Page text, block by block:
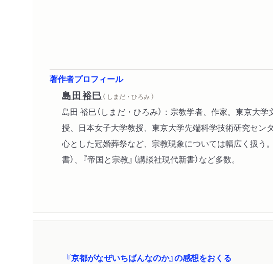
著作者プロフィール
島田裕巳 （ しまだ・ひろみ ）
島田 裕巳（しまだ・ひろみ）：宗教学者、作家。東京大
授、日本女子大学教授、東京大学先端科学技術研究セ
心とした冠婚葬祭など、宗教現象については幅広く扱う。
書）、『帝国と宗教』（講談社現代新書）など多数。
『京都がなぜいちばんなのか』の感想をおくる